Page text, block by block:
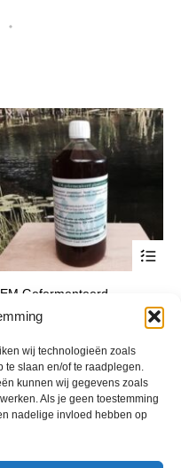
wij technologieën zoals
te slaan en/of te raadplegen.
kunnen wij gegevens zoals
Als je geen toestemming
nadelige invloed hebben op
op
de
heeft
Deze
optie
kan
EM Gefermenteerd
Plantenextract
Prijsklasse:
€ 22,95
tot
€ 199,99
incl. btw